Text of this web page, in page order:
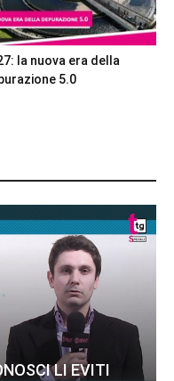
la nuova era della
5.0
LI EVITI